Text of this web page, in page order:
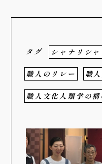
タグ シャナリシャ
職人のリレー 職
職人文化人類学の構